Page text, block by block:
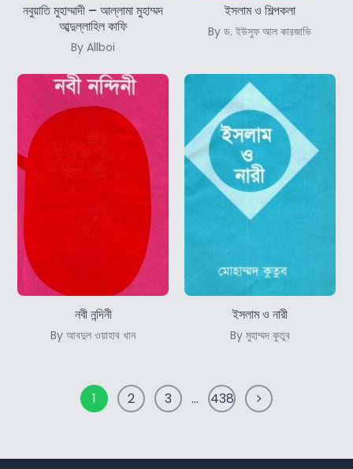
নবুয়াতি মুহাম্মাদী – আল্লামা মুহাম্মদ
আব্দুল্লাহিল কাফি
By Allboi
ইসলাম ও শিল্পকলা
By ড. ইউসুফ আল কারজাভি
নবী নন্দিনী
By আবদুল ওয়াহাব খান
ইসলাম ও নারী
By মুহাম্মদ কুতুব
1 2 3 … 438